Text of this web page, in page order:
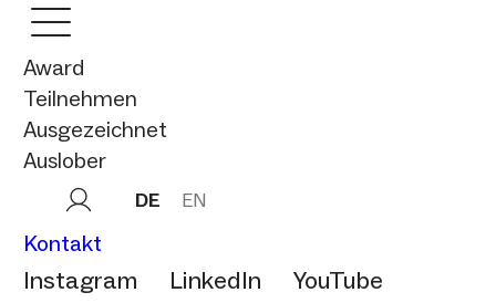
Award
Teilnehmen
Ausgezeichnet
Auslober
DE EN
Kontakt
Instagram LinkedIn YouTube